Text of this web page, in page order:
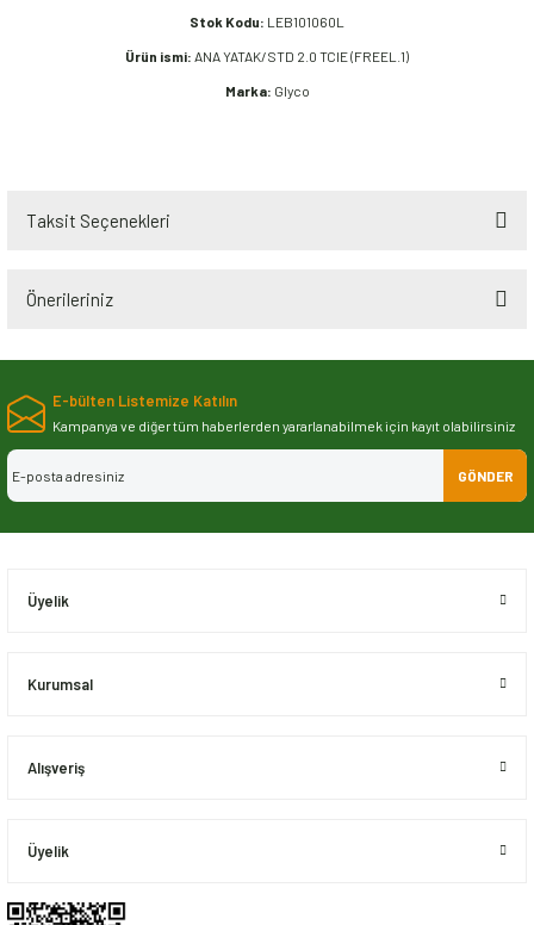
Stok Kodu: LEB101060L
Ürün ismi: ANA YATAK/STD 2.0 TCIE (FREEL.1)
Marka: Glyco
Taksit Seçenekleri
Önerileriniz
Bu ürünün fiyat bilgisi, resim, ürün açıklamalarında ve diğer konularda
iletebilirsiniz.
Görüş ve önerileriniz için teşekkür ederiz.
Ürün resmi kalitesiz, bozuk veya görüntülenemiyor.
E-bülten Listemize Katılın
Kampanya ve diğer tüm haberlerden yararlanabilmek için kayıt olabilirsiniz
GÖNDER
Üyelik
Kurumsal
Alışveriş
Üyelik